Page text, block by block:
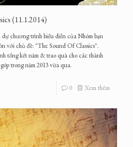
(11.1.2014)
chương trình biểu diễn của Nhóm bạn
với chủ đề: "The Sound Of Classics".
tổng kết năm & trao quà cho các thành
trong năm 2013 vừa qua.
0 Xem thêm